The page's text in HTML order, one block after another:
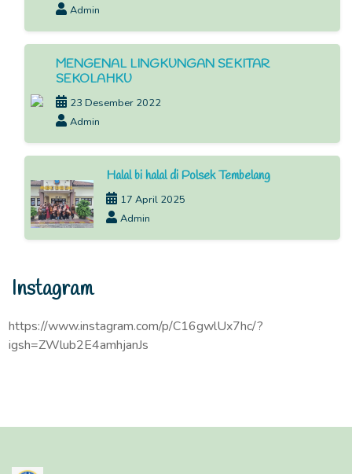
Admin
MENGENAL LINGKUNGAN SEKITAR
SEKOLAHKU
23 Desember 2022
Admin
Halal bi halal di Polsek Tembelang
17 April 2025
Admin
Instagram
https://www.instagram.com/p/C16gwlUx7hc/?
igsh=ZWlub2E4amhjanJs